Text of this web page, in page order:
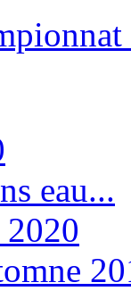
eau...
2020